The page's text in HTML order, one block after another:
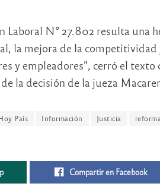
Laboral N° 27.802 resulta una
la mejora de la
y empleadores”, cerró el
la decisión de la jueza
País Información Justicia
Compartir en Facebook